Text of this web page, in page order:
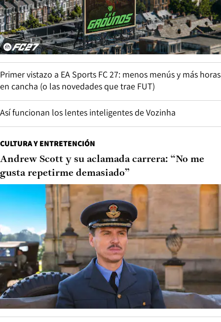
Primer vistazo a EA Sports FC 27: menos menús y más horas
en cancha (o las novedades que trae FUT)
Así funcionan los lentes inteligentes de Vozinha
CULTURA Y ENTRETENCIÓN
Andrew Scott y su aclamada carrera: “No me
gusta repetirme demasiado”